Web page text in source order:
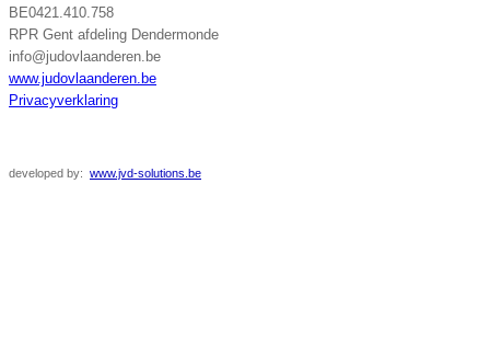
BE0421.410.758
RPR Gent afdeling Dendermonde
info@judovlaanderen.be
www.judovlaanderen.be
Privacyverklaring
developed by: www.jvd-solutions.be